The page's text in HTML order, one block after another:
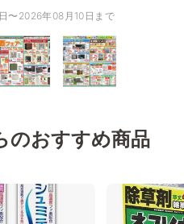
〜2026年08月10日まで
のおすすめ商品